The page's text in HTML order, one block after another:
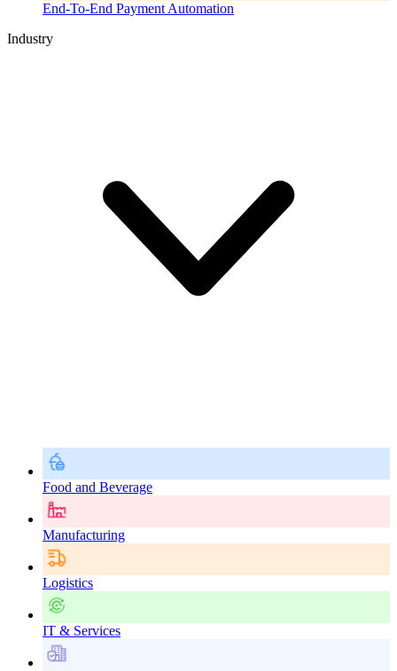
End-To-End Payment Automation
Industry
Food and Beverage
Manufacturing
Logistics
IT & Services